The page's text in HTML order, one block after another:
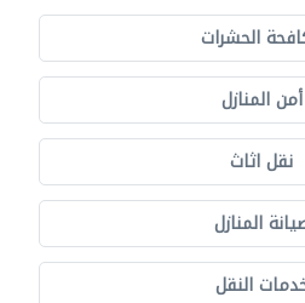
الحشرات
أمن المنازل
نقل اثاث
المنازل
النقل